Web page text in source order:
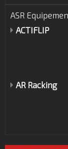
ASR
ACTIFLIP
AR Racking